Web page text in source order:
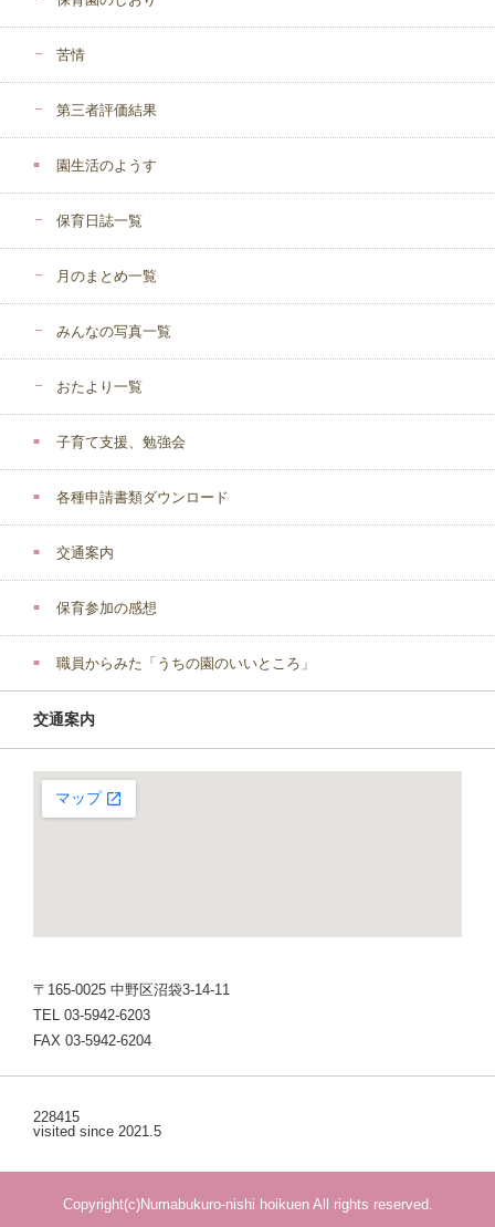
苦情
第三者評価結果
園生活のようす
保育日誌一覧
月のまとめ一覧
みんなの写真一覧
おたより一覧
子育て支援、勉強会
各種申請書類ダウンロード
交通案内
保育参加の感想
職員からみた「うちの園のいいところ」
交通案内
〒165-0025 中野区沼袋3-14-11
TEL 03-5942-6203
FAX 03-5942-6204
228415
visited since 2021.5
Copyright(c)Numabukuro-nishi hoikuen All rights reserved.